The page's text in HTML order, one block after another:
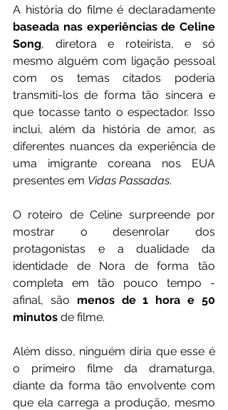
baseada nas experiências de Celine
Song, diretora e roteirista, e só
mesmo alguém com ligação pessoal
com os temas citados poderia
transmiti-los de forma tão sincera e
que tocasse tanto o espectador. Isso
inclui, além da história de amor, as
diferentes nuances da experiência de
uma imigrante coreana nos EUA
presentes em Vidas Passadas.
O roteiro de Celine surpreende por
mostrar o desenrolar dos
protagonistas e a dualidade da
identidade de Nora de forma tão
completa em tão pouco tempo -
afinal, são menos de 1 hora e 50
minutos de filme.
Além disso, ninguém diria que esse é
o primeiro filme da dramaturga,
diante da forma tão envolvente com
que ela carrega a produção, mesmo